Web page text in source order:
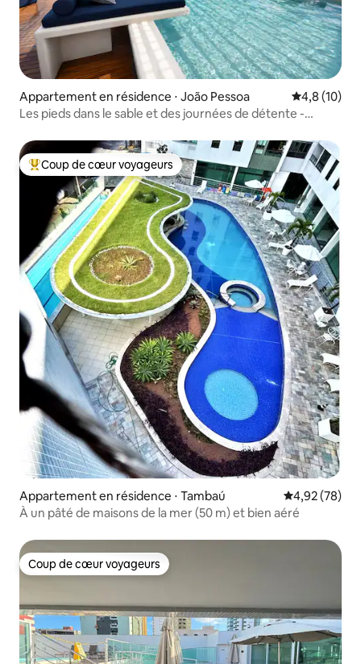
Appartement en résidence ⋅ João Pessoa Évaluation
4,8 (10)
Les pieds dans le sable et des journées de détente -
Coups de cœur voyageurs les plus appréciés
Coup de cœur voyageurs
Appartement en résidence ⋅ Tambaú Évaluation
4,92 (78)
À un pâté de maisons de la mer (50 m) et bien aéré
Coup de cœur voyageurs
Coup de cœur voyageurs